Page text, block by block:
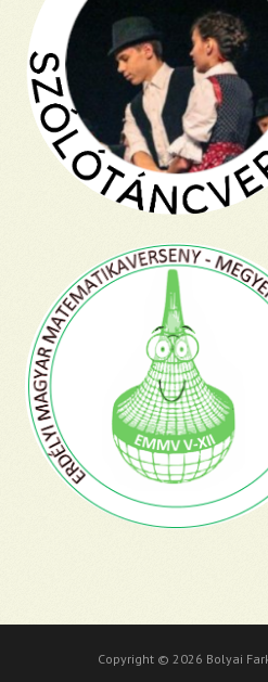
Copyright © 2026 Bolyai